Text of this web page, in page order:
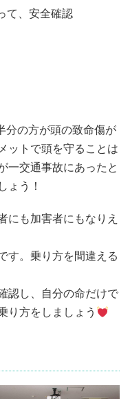
て、安全確認
分の方が頭の致命傷が
ットで頭を守ることは
一交通事故にあったと
ょう！
にも加害者にもなりえ
す。乗り方を間違える
認し、自分の命だけで
り方をしましょう